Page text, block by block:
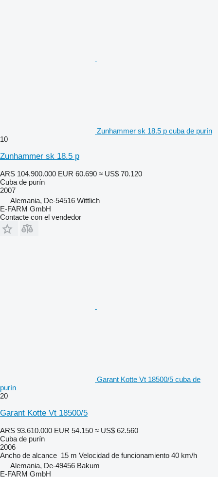
Zunhammer sk 18.5 p cuba de purín
10
Zunhammer sk 18.5 p
ARS 104.900.000 EUR 60.690 ≈ US$ 70.120
Cuba de purín
2007
Alemania, De-54516 Wittlich
E-FARM GmbH
Contacte con el vendedor
Garant Kotte Vt 18500/5 cuba de
purín
20
Garant Kotte Vt 18500/5
ARS 93.610.000 EUR 54.150 ≈ US$ 62.560
Cuba de purín
2006
Ancho de alcance 15 m Velocidad de funcionamiento 40 km/h
Alemania, De-49456 Bakum
E-FARM GmbH